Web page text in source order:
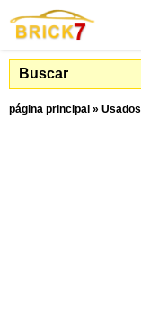
Buscar
página principal » Usados